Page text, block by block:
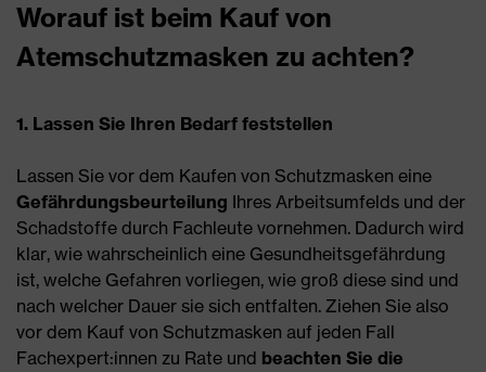
Worauf ist beim Kauf von
Atemschutzmasken zu achten?
1. Lassen Sie Ihren Bedarf feststellen
Lassen Sie vor dem Kaufen von Schutzmasken eine
Gefährdungsbeurteilung Ihres Arbeitsumfelds und der
Schadstoffe durch Fachleute vornehmen. Dadurch wird
klar, wie wahrscheinlich eine Gesundheitsgefährdung
ist, welche Gefahren vorliegen, wie groß diese sind und
nach welcher Dauer sie sich entfalten. Ziehen Sie also
vor dem Kauf von Schutzmasken auf jeden Fall
Fachexpert:innen zu Rate und beachten Sie die